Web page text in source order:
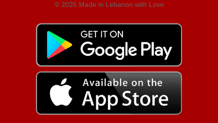
© 2026 Made in Lebanon with Love